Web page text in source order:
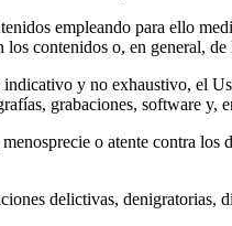
empleando para ello
los contenidos o, en general,
y no exhaustivo, el
grabaciones, software y,
o atente contra los
delictivas, denigratorias,